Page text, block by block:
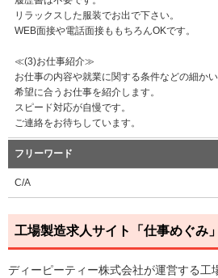
リラックスした服装でお出で下さい。
WEB面接や電話面接ももちろんOKです。
≪(3)お仕事紹介≫
お仕事の内容や就業に関する条件などの細かい
希望に合うお仕事を紹介します。
スピード対応が自慢です。
ご連絡をお待ちしています。
フリーワード
C/A
工場製造求人サイト「仕事めぐみ
ディーピーティー株式会社が運営する工